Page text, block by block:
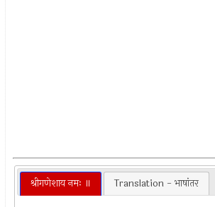
श्रीगणेशाय नमः ॥ Translation - भाषांतर